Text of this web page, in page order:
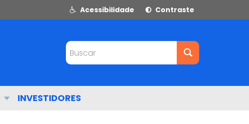
Acessibilidade Contraste
Buscar
INVESTIDORES